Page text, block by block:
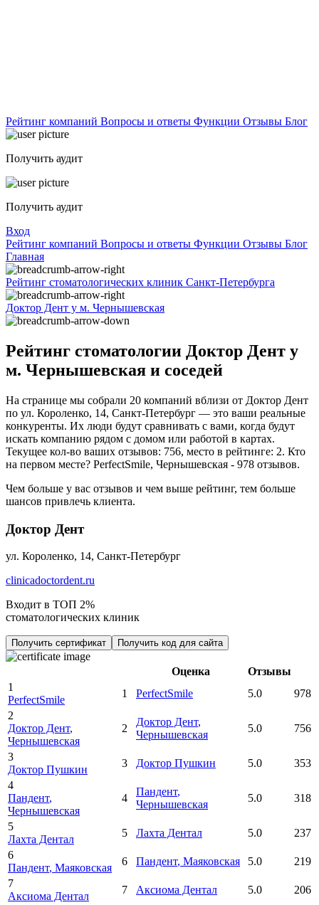
Рейтинг компаний Вопросы и ответы Функции Отзывы Блог
Получить аудит
Получить аудит
Вход
Рейтинг компаний Вопросы и ответы Функции Отзывы Блог
Главная
Рейтинг стоматологических клиник Санкт-Петербурга
Доктор Дент у м. Чернышевская
Рейтинг стоматологии Доктор Дент у
м. Чернышевская и соседей
На странице мы собрали 20 компаний вблизи от Доктор Дент
по ул. Короленко, 14, Санкт-Петербург — это ваши реальные
конкуренты. Их люди будут сравнивать с вами, когда будут
искать компанию рядом с домом или работой в картах.
Текущее кол-во ваших отзывов: 756, место в рейтинге: 2. Кто
на первом месте? PerfectSmile, Чернышевская - 978 отзывов.
Чем больше у вас отзывов и чем выше рейтинг, тем больше
шансов привлечь клиента.
Доктор Дент
ул. Короленко, 14, Санкт-Петербург
clinicadoctordent.ru
Входит в ТОП 2%
стоматологических клиник
Получить сертификат Получить код для сайта
Оценка
Отзывы
1
PerfectSmile
1 PerfectSmile 5.0
978
2
Доктор Дент,
Чернышевская
2
Доктор Дент,
Чернышевская
5.0 756
3
Доктор Пушкин
3 Доктор Пушкин 5.0
353
4
Пандент,
Чернышевская
4
Пандент,
Чернышевская
5.0 318
5
Лахта Дентал
5 Лахта Дентал 5.0
237
6
Пандент, Маяковская
6 Пандент, Маяковская 5.0
219
7
Аксиома Дентал
7 Аксиома Дентал 5.0
206